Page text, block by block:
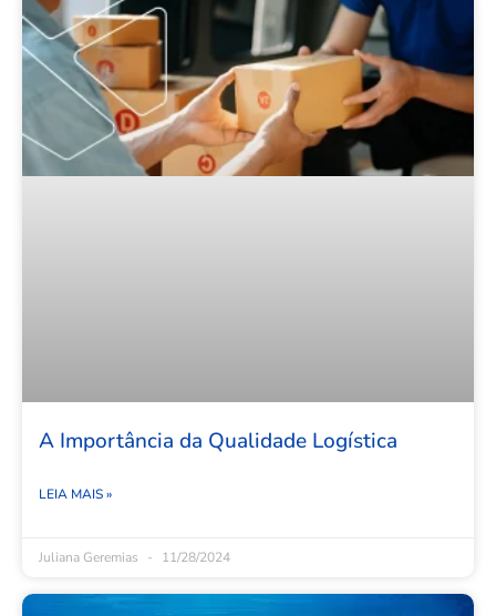
A Importância da Qualidade Logística
LEIA MAIS »
Juliana Geremias 11/28/2024